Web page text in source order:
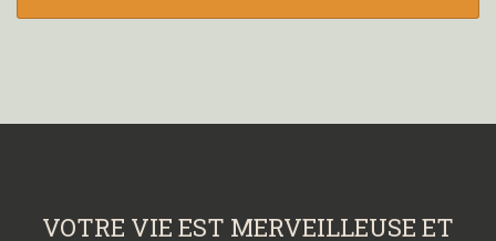
VOTRE VIE EST MERVEILLEUSE ET